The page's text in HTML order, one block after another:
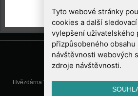
Tyto webové stránky
cookies a další
vylepšení uživatelského
přizpůsobeného obsahu
návštěvnosti webových
zdroje návštěvnosti.
Hvězdárna Valašské Meziříčí, příspěvková
01 Valašské Meziříčí